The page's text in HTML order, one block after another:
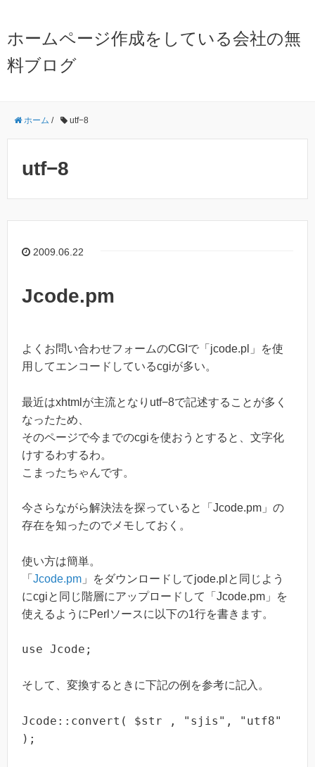
ホームページ作成をしている会社の無
料ブログ
ホーム / utf−8
utf−8
2009.06.22
Jcode.pm
よくお問い合わせフォームのCGIで「jcode.pl」を使
用してエンコードしているcgiが多い。
最近はxhtmlが主流となりutf−8で記述することが多く
なったため、
そのページで今までのcgiを使おうとすると、文字化
けするわするわ。
こまったちゃんです。
今さらながら解決法を探っていると「Jcode.pm」の
存在を知ったのでメモしておく。
使い方は簡単。
「 Jcode.pm 」をダウンロードしてjode.plと同じよう
にcgiと同じ階層にアップロードして「Jcode.pm」を
使えるようにPerlソースに以下の1行を書きます。
use Jcode;
そして、変換するときに下記の例を参考に記入。
Jcode::convert( $str , "sjis", "utf8"
);